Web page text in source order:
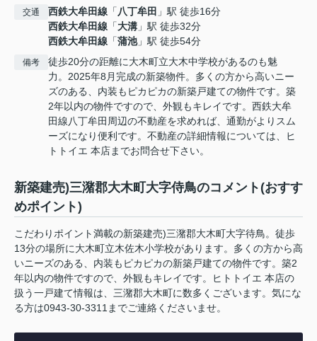
交通 西鉄大牟田線 「 八丁牟田 」駅 徒歩16分
西鉄大牟田線 「大溝 」駅 徒歩32分
西鉄大牟田線 「蒲池」駅 徒歩54分
備考
徒歩20分の距離に大木町立大木中学校があるのも魅
力。2025年8月完成の新築物件。多くの方から高いニー
ズのある、内装もピカピカの新築戸建ての物件です。築
2年以内の物件ですので、外観もキレイです。西鉄大牟
田線八丁牟田周辺の不動産を求めれば、通勤がよりスム
ーズになり便利です。不動産の詳細情報については、ヒ
トトイエ 本店までお問合せ下さい。
新築建売)三潴郡大木町大字侍鳥のコメント(おすす
めポイント)
こだわりポイント満載の新築建売)三潴郡大木町大字待鳥。徒歩
13分の場所に大木町立木佐木小学校があります。多くの方から高
いニーズのある、内装もピカピカの新築戸建ての物件です。築2
年以内の物件ですので、外観もキレイです。ヒトトイエ 本店の
扱う一戸建て情報は、三潴郡大木町に数多くございます。気にな
る方は0943-30-3311までご連絡くださいませ。